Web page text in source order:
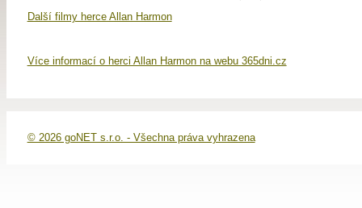
Další filmy herce Allan Harmon
Více informací o herci Allan Harmon na webu 365dni.cz
© 2026 goNET s.r.o. - Všechna práva vyhrazena